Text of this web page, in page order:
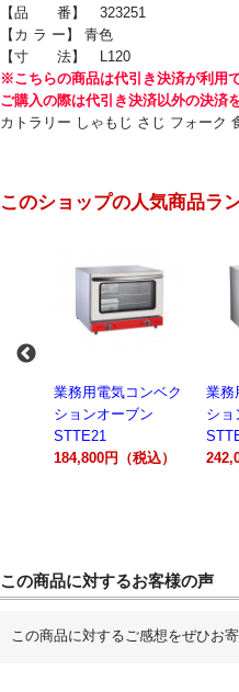
【品 番】 323251
【カ ラ ー】 青色
【寸 法】 L120
※こちらの商品は代引き決済が利用で
ご購入の際は代引き決済以外の決済
カトラリー しゃもじ さじ フォーク
このショップの人気商品ラ
業務用電気コンベク
ションオーブン
STTE66F
242,000円（税込）
焼き
この商品に対するお客様の声
この商品に対するご感想をぜひお寄